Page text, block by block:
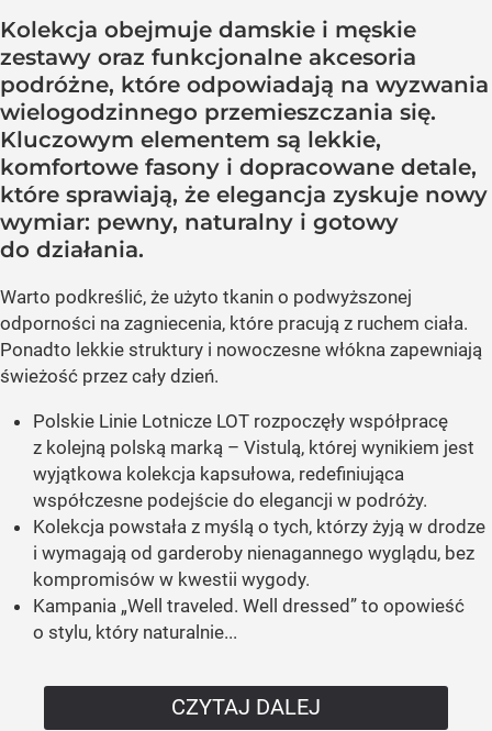
Kolekcja obejmuje damskie i męskie
zestawy oraz funkcjonalne akcesoria
podróżne, które odpowiadają na wyzwania
wielogodzinnego przemieszczania się.
Kluczowym elementem są lekkie,
komfortowe fasony i dopracowane detale,
które sprawiają, że elegancja zyskuje nowy
wymiar: pewny, naturalny i gotowy
do działania.
Warto podkreślić, że użyto tkanin o podwyższonej
odporności na zagniecenia, które pracują z ruchem ciała.
Ponadto lekkie struktury i nowoczesne włókna zapewniają
świeżość przez cały dzień.
Polskie Linie Lotnicze LOT rozpoczęły współpracę
z kolejną polską marką – Vistulą, której wynikiem jest
wyjątkowa kolekcja kapsułowa, redefiniująca
współczesne podejście do elegancji w podróży.
Kolekcja powstała z myślą o tych, którzy żyją w drodze
i wymagają od garderoby nienagannego wyglądu, bez
kompromisów w kwestii wygody.
Kampania „Well traveled. Well dressed” to opowieść
o stylu, który naturalnie...
CZYTAJ DALEJ